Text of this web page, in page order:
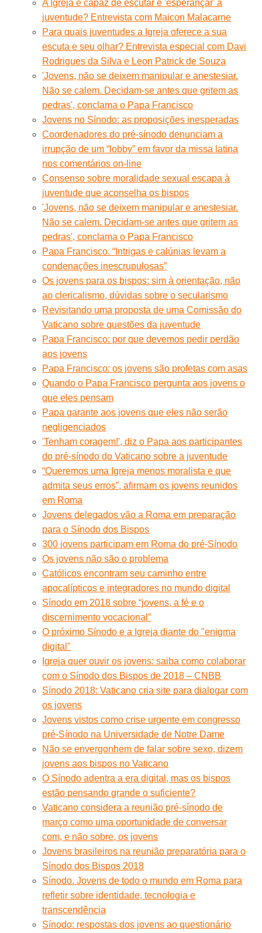
A Igreja é capaz de escutar e 'esperançar' a
juventude? Entrevista com Maicon Malacarne
Para quais juventudes a Igreja oferece a sua
escuta e seu olhar? Entrevista especial com Davi
Rodrigues da Silva e Leon Patrick de Souza
'Jovens, não se deixem manipular e anestesiar.
Não se calem. Decidam-se antes que gritem as
pedras', conclama o Papa Francisco
Jovens no Sínodo: as proposições inesperadas
Coordenadores do pré-sínodo denunciam a
irrupção de um “lobby” em favor da missa latina
nos comentários on-line
Consenso sobre moralidade sexual escapa à
juventude que aconselha os bispos
'Jovens, não se deixem manipular e anestesiar.
Não se calem. Decidam-se antes que gritem as
pedras', conclama o Papa Francisco
Papa Francisco. “Intrigas e calúnias levam a
condenações inescrupulosas”
Os jovens para os bispos: sim à orientação, não
ao clericalismo, dúvidas sobre o secularismo
Revisitando uma proposta de uma Comissão do
Vaticano sobre questões da juventude
Papa Francisco: por que devemos pedir perdão
aos jovens
Papa Francisco: os jovens são profetas com asas
Quando o Papa Francisco pergunta aos jovens o
que eles pensam
Papa garante aos jovens que eles não serão
negligenciados
'Tenham coragem!', diz o Papa aos participantes
do pré-sínodo do Vaticano sobre a juventude
“Queremos uma Igreja menos moralista e que
admita seus erros”, afirmam os jovens reunidos
em Roma
Jovens delegados vão a Roma em preparação
para o Sínodo dos Bispos
300 jovens participam em Roma do pré-Sínodo
Os jovens não são o problema
Católicos encontram seu caminho entre
apocalípticos e integradores no mundo digital
Sínodo em 2018 sobre “jovens, a fé e o
discernimento vocacional”
O próximo Sínodo e a Igreja diante do "enigma
digital"
Igreja quer ouvir os jovens: saiba como colaborar
com o Sínodo dos Bispos de 2018 – CNBB
Sínodo 2018: Vaticano cria site para dialogar com
os jovens
Jovens vistos como crise urgente em congresso
pré-Sínodo na Universidade de Notre Dame
Não se envergonhem de falar sobre sexo, dizem
jovens aos bispos no Vaticano
O Sínodo adentra a era digital, mas os bispos
estão pensando grande o suficiente?
Vaticano considera a reunião pré-sínodo de
março como uma oportunidade de conversar
com, e não sobre, os jovens
Jovens brasileiros na reunião preparatória para o
Sínodo dos Bispos 2018
Sínodo. Jovens de todo o mundo em Roma para
refletir sobre identidade, tecnologia e
transcendência
Sínodo: respostas dos jovens ao questionário